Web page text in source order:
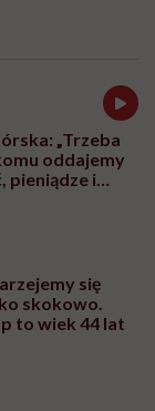
„Trzeba
oddajemy
pieniądze i
się
skokowo.
to wiek 44 lat